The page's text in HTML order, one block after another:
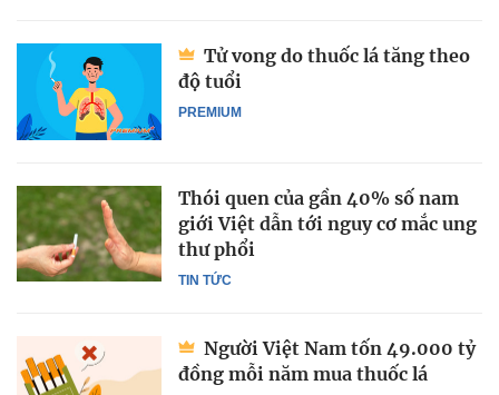
PREMIUM
Tử vong do thuốc lá tăng theo
độ tuổi
TIN TỨC
Thói quen của gần 40% số nam
giới Việt dẫn tới nguy cơ mắc ung
thư phổi
Người Việt Nam tốn 49.000 tỷ
đồng mỗi năm mua thuốc lá